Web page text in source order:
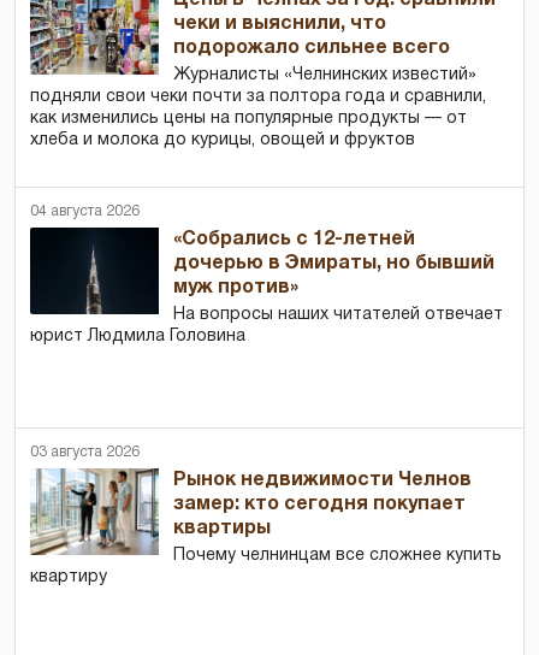
чеки и выяснили, что
подорожало сильнее всего
Журналисты «Челнинских известий»
подняли свои чеки почти за полтора года и сравнили,
как изменились цены на популярные продукты — от
хлеба и молока до курицы, овощей и фруктов
04 августа 2026
«Собрались с 12-летней
дочерью в Эмираты, но бывший
муж против»
На вопросы наших читателей отвечает
юрист Людмила Головина
03 августа 2026
Рынок недвижимости Челнов
замер: кто сегодня покупает
квартиры
Почему челнинцам все сложнее купить
квартиру